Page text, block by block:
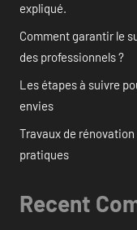
expliqué.
Comment garantir le
des professionnels ?
Les étapes à suivre
envies
Travaux de
pratiques
Recent